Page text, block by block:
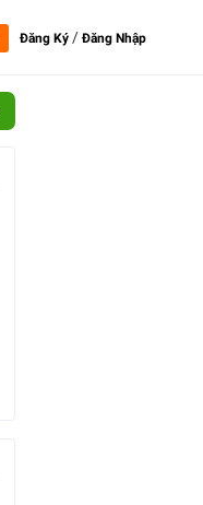
Đăng Ký /Đăng Nhập